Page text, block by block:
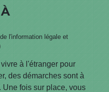
l'information légale et
à l'étranger pour
des démarches sont à
Une fois sur place, vous